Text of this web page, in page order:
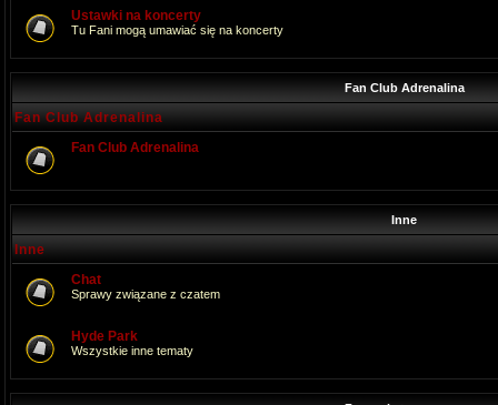
Ustawki na koncerty
Tu Fani mogą umawiać się na koncerty
Fan Club Adrenalina
Fan Club Adrenalina
Fan Club Adrenalina
Inne
Inne
Chat
Sprawy związane z czatem
Hyde Park
Wszystkie inne tematy